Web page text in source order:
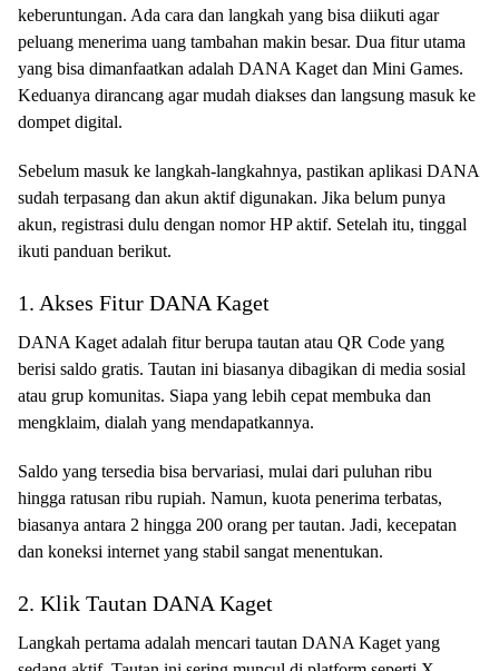
keberuntungan. Ada cara dan langkah yang bisa diikuti agar
peluang menerima uang tambahan makin besar. Dua fitur utama
yang bisa dimanfaatkan adalah DANA Kaget dan Mini Games.
Keduanya dirancang agar mudah diakses dan langsung masuk ke
dompet digital.
Sebelum masuk ke langkah-langkahnya, pastikan aplikasi DANA
sudah terpasang dan akun aktif digunakan. Jika belum punya
akun, registrasi dulu dengan nomor HP aktif. Setelah itu, tinggal
ikuti panduan berikut.
1. Akses Fitur DANA Kaget
DANA Kaget adalah fitur berupa tautan atau QR Code yang
berisi saldo gratis. Tautan ini biasanya dibagikan di media sosial
atau grup komunitas. Siapa yang lebih cepat membuka dan
mengklaim, dialah yang mendapatkannya.
Saldo yang tersedia bisa bervariasi, mulai dari puluhan ribu
hingga ratusan ribu rupiah. Namun, kuota penerima terbatas,
biasanya antara 2 hingga 200 orang per tautan. Jadi, kecepatan
dan koneksi internet yang stabil sangat menentukan.
2. Klik Tautan DANA Kaget
Langkah pertama adalah mencari tautan DANA Kaget yang